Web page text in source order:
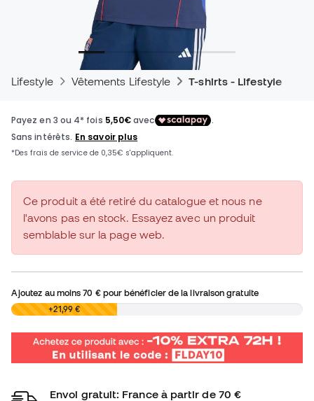
Lifestyle Vêtements Lifestyle T-shirts - Lifestyle
Ce produit a été retiré du catalogue et nous ne
l'avons pas en stock. Essayez avec un produit
semblable sur la page web.
Ajoutez au moins70 €pour bénéficier de la livraison gratuite
0,00 € +21,99 €
Envoi gratuit: France à partir de 70 €